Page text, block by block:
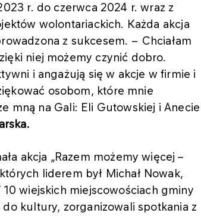
r. do czerwca 2024 r. wraz z
wolontariackich. Każda akcja
z sukcesem. − Chciałam
niej możemy czynić dobro.
i angażują się w akcje w firmie i
osobom, które mnie
mną na Gali: Eli Gutowskiej i Anecie
akcja „Razem możemy więcej –
liderem był Michał Nowak,
10 wiejskich miejscowościach gminy
kultury, zorganizowali spotkania z